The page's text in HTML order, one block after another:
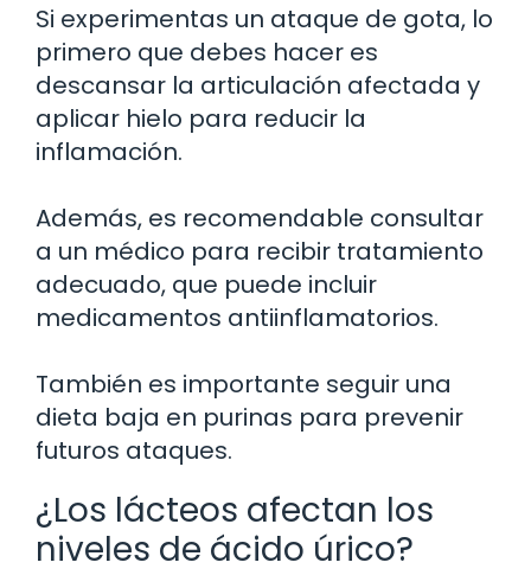
Si experimentas un ataque de gota, lo
primero que debes hacer es
descansar la articulación afectada y
aplicar hielo para reducir la
inflamación.
Además, es recomendable consultar
a un médico para recibir tratamiento
adecuado, que puede incluir
medicamentos antiinflamatorios.
También es importante seguir una
dieta baja en purinas para prevenir
futuros ataques.
¿Los lácteos afectan los
niveles de ácido úrico?